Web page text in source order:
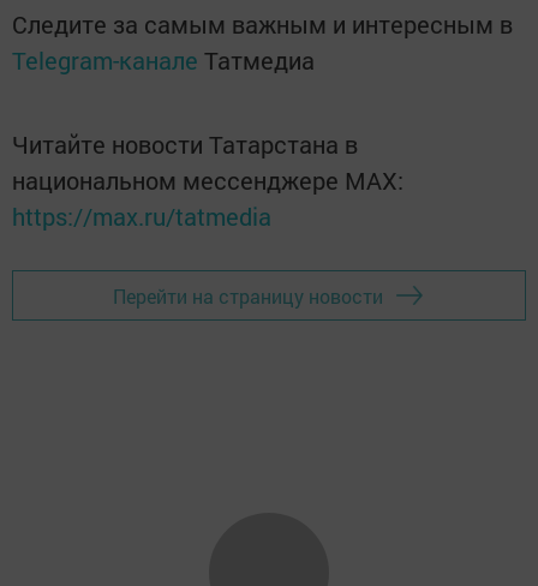
Следите за самым важным и интересным в
Telegram-канале Татмедиа
Читайте новости Татарстана в
национальном мессенджере MАХ:
https://max.ru/tatmedia
Перейти на страницу новости